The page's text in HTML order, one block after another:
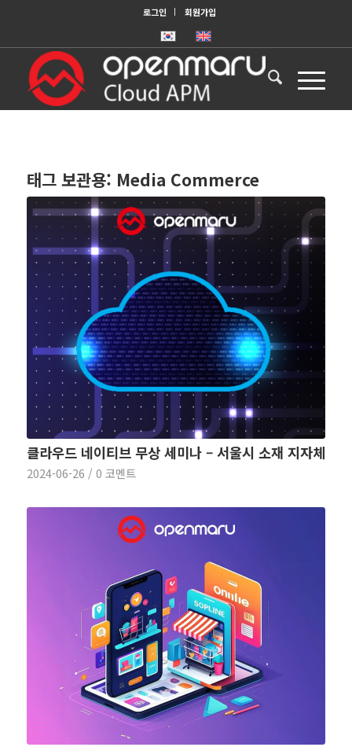
로그인 회원가입
태그 보관용: Media Commerce
클라우드 네이티브 무상 세미나 – 서울시 소재 지자체
2024-06-26 / 0 코멘트